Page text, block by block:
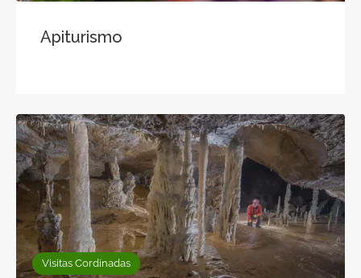
Apiturismo
Visitas Cordinadas